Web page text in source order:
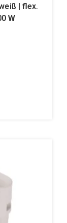
| flex.
W